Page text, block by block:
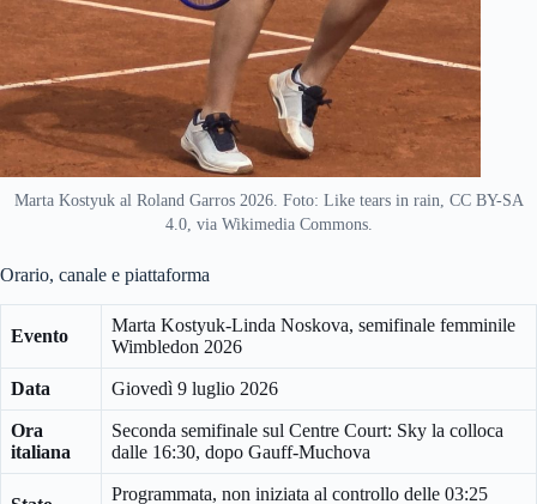
Marta Kostyuk al Roland Garros 2026. Foto: Like tears in rain, CC BY-SA
4.0, via Wikimedia Commons.
Orario, canale e piattaforma
Evento
Marta Kostyuk-Linda Noskova, semifinale femminile
Wimbledon 2026
Data Giovedì 9 luglio 2026
Ora
italiana
Seconda semifinale sul Centre Court: Sky la colloca
dalle 16:30, dopo Gauff-Muchova
Programmata, non iniziata al controllo delle 03:25